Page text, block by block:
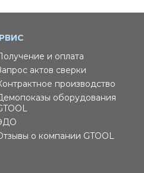
и оплата
актов сверки
производство
оборудования
о компании GTOOL